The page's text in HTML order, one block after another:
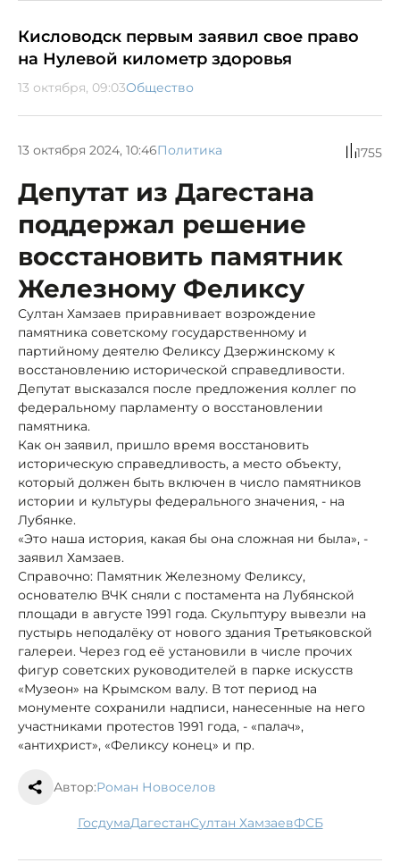
Кисловодск первым заявил свое право
на Нулевой километр здоровья
13 октября, 09:03Общество
13 октября 2024, 10:46Политика 1755
Депутат из Дагестана
поддержал решение
восстановить памятник
Железному Феликсу
Султан Хамзаев приравнивает возрождение
памятника советскому государственному и
партийному деятелю Феликсу Дзержинскому к
восстановлению исторической справедливости.
Депутат высказался после предложения коллег по
федеральному парламенту о восстановлении
памятника.
Как он заявил, пришло время восстановить
историческую справедливость, а место объекту,
который должен быть включен в число памятников
истории и культуры федерального значения, - на
Лубянке.
«Это наша история, какая бы она сложная ни была», -
заявил Хамзаев.
Справочно: Памятник Железному Феликсу,
основателю ВЧК сняли с постамента на Лубянской
площади в августе 1991 года. Скульптуру вывезли на
пустырь неподалёку от нового здания Третьяковской
галереи. Через год её установили в числе прочих
фигур советских руководителей в парке искусств
«Музеон» на Крымском валу. В тот период на
монументе сохранили надписи, нанесенные на него
участниками протестов 1991 года, - «палач»,
«антихрист», «Феликсу конец» и пр.
Автор:Роман Новоселов
госдума Дагестан Султан Хамзаев ФСБ